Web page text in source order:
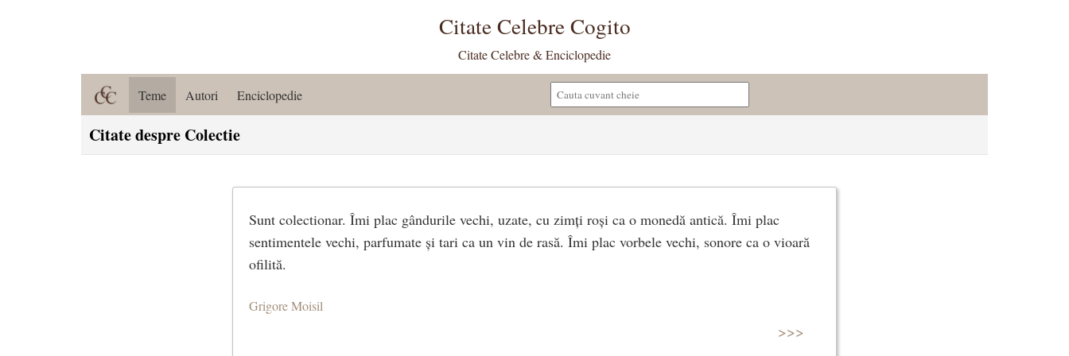
Citate Celebre Cogito
Citate Celebre & Enciclopedie
Teme Autori Enciclopedie
Citate despre Colectie
Sunt colectionar. Îmi plac gândurile vechi, uzate, cu zimți roși ca o monedă antică. Îmi plac
sentimentele vechi, parfumate și tari ca un vin de rasă. Îmi plac vorbele vechi, sonore ca o vioară
ofilită.
Grigore Moisil
>>>